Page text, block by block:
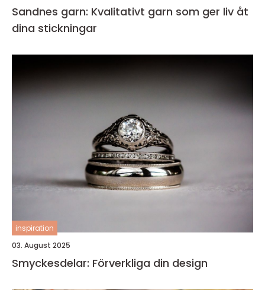
Sandnes garn: Kvalitativt garn som ger liv åt
dina stickningar
inspiration
03. August 2025
Smyckesdelar: Förverkliga din design